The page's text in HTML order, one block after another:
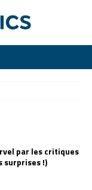
par les critiques
surprises !)